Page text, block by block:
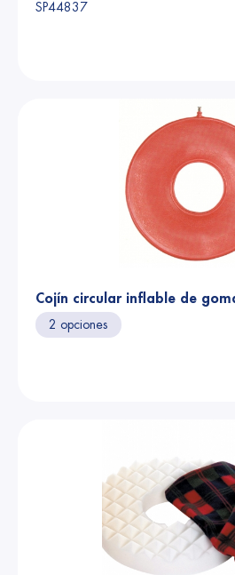
SP44837
Cojín circular inflable de
2 opciones